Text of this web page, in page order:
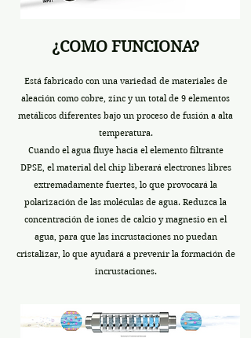
¿COMO FUNCIONA?
Está fabricado con una variedad de materiales de
aleación como cobre, zinc y un total de 9 elementos
metálicos diferentes bajo un proceso de fusión a alta
temperatura.
Cuando el agua fluye hacia el elemento filtrante
DPSE, el material del chip liberará electrones libres
extremadamente fuertes, lo que provocará la
polarización de las moléculas de agua. Reduzca la
concentración de iones de calcio y magnesio en el
agua, para que las incrustaciones no puedan
cristalizar, lo que ayudará a prevenir la formación de
incrustaciones.